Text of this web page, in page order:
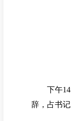
下午
辞，占书